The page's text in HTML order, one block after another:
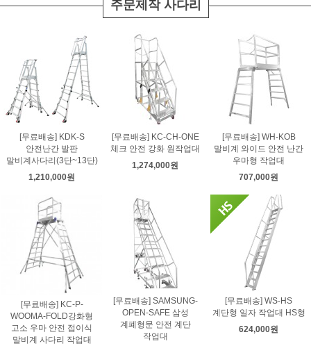
주문제작 사다리
[무료배송] KDK-S
안전난간 발판
말비계사다리(3단~13단)
1,210,000원
[무료배송] KC-CH-ONE
체크 안전 강화 원작업대
1,274,000원
[무료배송] WH-KOB
말비계 와이드 안전 난간
우마형 작업대
707,000원
[무료배송] KC-P-
WOOMA-FOLD강화형
고소 우마 안전 접이식
말비계 사다리 작업대
[무료배송] SAMSUNG-
OPEN-SAFE 삼성
계폐형문 안전 계단
작업대
[무료배송] WS-HS
계단형 일자 작업대 HS형
624,000원